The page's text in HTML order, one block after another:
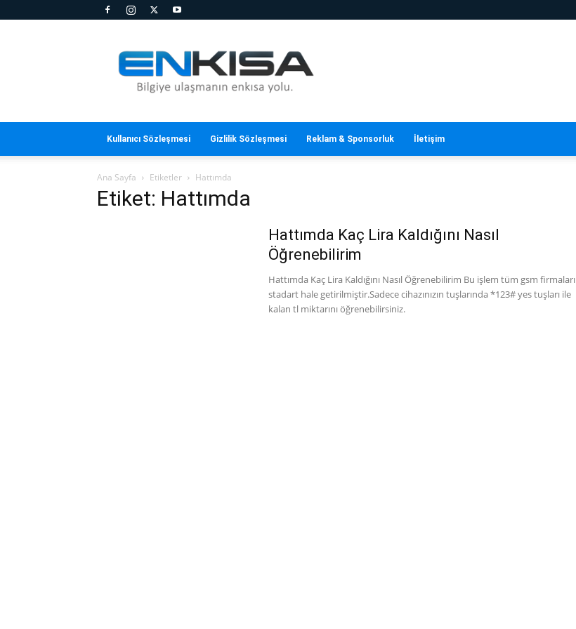
Kısa
Kullanıcı Sözleşmesi Gizlilik Sözleşmesi Reklam & Sponsorluk İletişim
Ana Sayfa Etiketler Hattımda
Etiket: Hattımda
Hattımda Kaç Lira Kaldığını Nasıl
Öğrenebilirim
Hattımda Kaç Lira Kaldığını Nasıl Öğrenebilirim Bu işlem tüm gsm firmaları
stadart hale getirilmiştir.Sadece cihazınızın tuşlarında *123# yes tuşları ile
kalan tl miktarını öğrenebilirsiniz.